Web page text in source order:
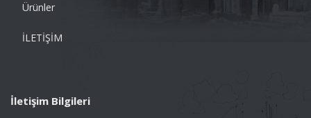
Ürünler
İLETİŞİM
İletişim Bilgileri